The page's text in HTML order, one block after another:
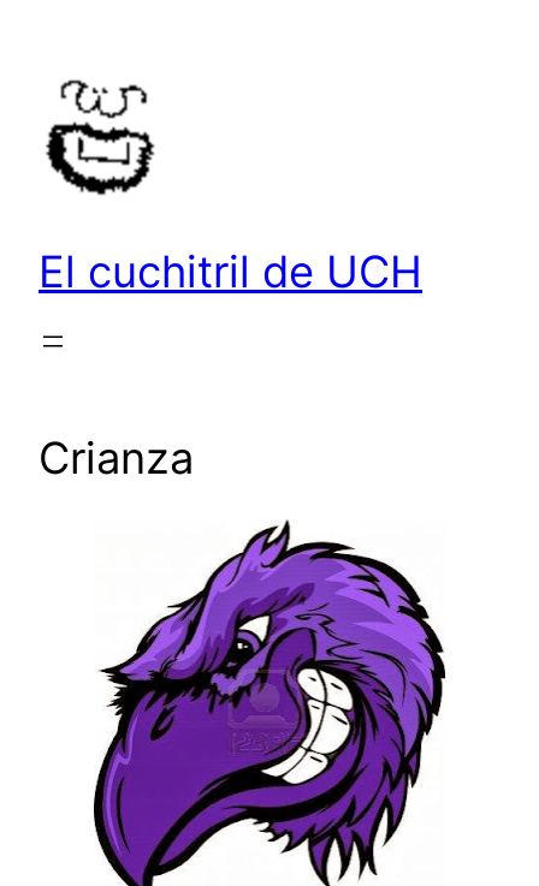
contenido
El cuchitril de UCH
Crianza